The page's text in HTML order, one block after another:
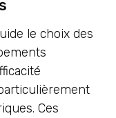
le choix des
Ces